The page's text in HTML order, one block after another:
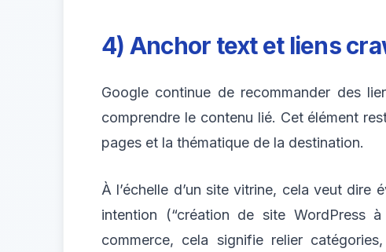
4) Anchor text et liens
Google continue de recommander des
comprendre le contenu lié. Cet élément
pages et la thématique de la destination.
À l’échelle d’un site vitrine, cela veut dire
intention (“création de site WordPress à
commerce, cela signifie relier